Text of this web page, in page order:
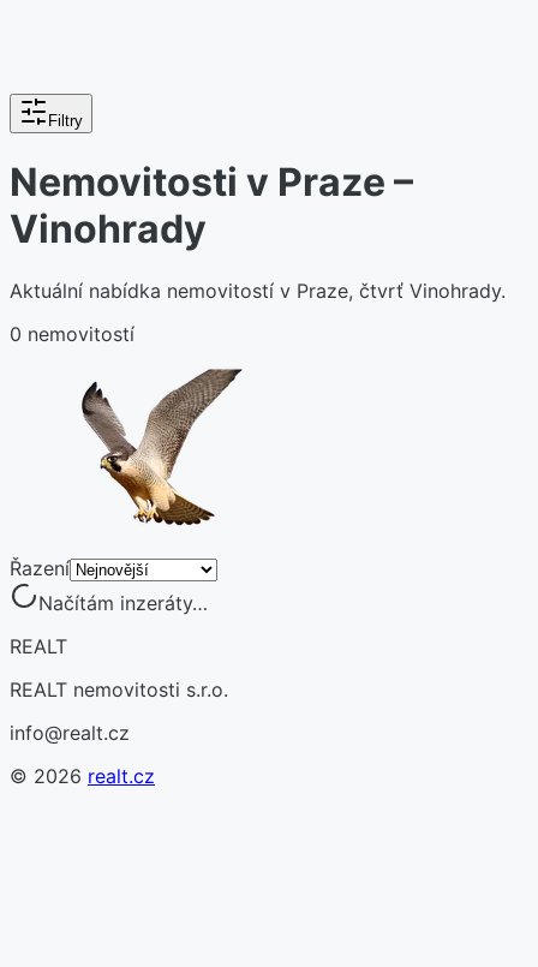
Filtry
Nemovitosti v Praze –
Vinohrady
Aktuální nabídka nemovitostí v Praze, čtvrť Vinohrady.
0 nemovitostí
Řazení
Načítám inzeráty…
REALT
REALT nemovitosti s.r.o.
info@realt.cz
© 2026 realt.cz